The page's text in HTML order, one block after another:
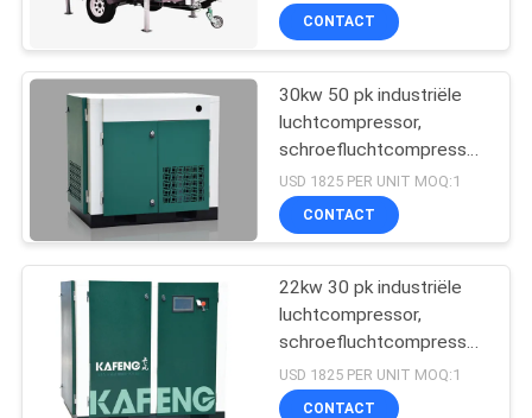
Medische
Luchtcompressor
De industriële
Compressor van de
Schroeflucht
CONTACT
30kw 50 pk industriële
luchtcompressor,
schroefluchtcompressor
China
USD 1825 PER UNIT MOQ:1
CONTACT
22kw 30 pk industriële
luchtcompressor,
schroefluchtcompressor
China
USD 1825 PER UNIT MOQ:1
CONTACT